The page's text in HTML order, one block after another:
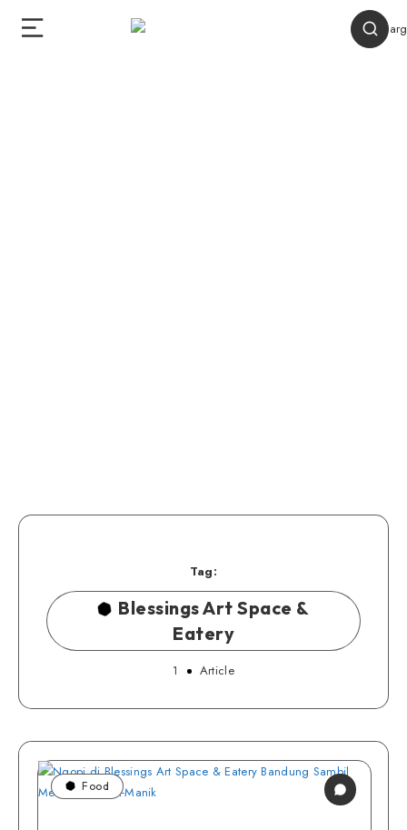
Tag:
Blessings Art Space &
Eatery
1 Article
Food